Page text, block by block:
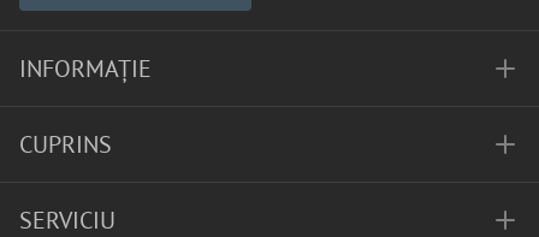
INFORMAȚIE
CUPRINS
SERVICIU